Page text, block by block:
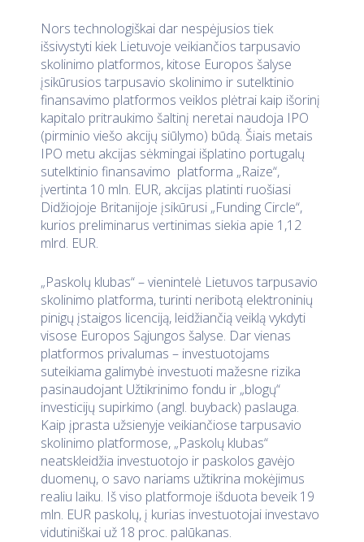
Nors technologiškai dar nespėjusios tiek
išsivystyti kiek Lietuvoje veikiančios tarpusavio
skolinimo platformos, kitose Europos šalyse
įsikūrusios tarpusavio skolinimo ir sutelktinio
finansavimo platformos veiklos plėtrai kaip išorinį
kapitalo pritraukimo šaltinį neretai naudoja IPO
(pirminio viešo akcijų siūlymo) būdą. Šiais metais
IPO metu akcijas sėkmingai išplatino portugalų
sutelktinio finansavimo platforma „Raize“,
įvertinta 10 mln. EUR, akcijas platinti ruošiasi
Didžiojoje Britanijoje įsikūrusi „Funding Circle“,
kurios preliminarus vertinimas siekia apie 1,12
mlrd. EUR.
„Paskolų klubas“ – vienintelė Lietuvos tarpusavio
skolinimo platforma, turinti neribotą elektroninių
pinigų įstaigos licenciją, leidžiančią veiklą vykdyti
visose Europos Sąjungos šalyse. Dar vienas
platformos privalumas – investuotojams
suteikiama galimybė investuoti mažesne rizika
pasinaudojant Užtikrinimo fondu ir „blogų“
investicijų supirkimo (angl. buyback) paslauga.
Kaip įprasta užsienyje veikiančiose tarpusavio
skolinimo platformose, „Paskolų klubas“
neatskleidžia investuotojo ir paskolos gavėjo
duomenų, o savo nariams užtikrina mokėjimus
realiu laiku. Iš viso platformoje išduota beveik 19
mln. EUR paskolų, į kurias investuotojai investavo
vidutiniškai už 18 proc. palūkanas.